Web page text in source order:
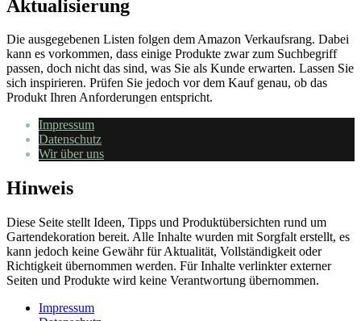
Aktualisierung
Die ausgegebenen Listen folgen dem Amazon Verkaufsrang. Dabei
kann es vorkommen, dass einige Produkte zwar zum Suchbegriff
passen, doch nicht das sind, was Sie als Kunde erwarten. Lassen Sie
sich inspirieren. Prüfen Sie jedoch vor dem Kauf genau, ob das
Produkt Ihren Anforderungen entspricht.
Impressum
Datenschutz
Wir über uns
Hinweis
Diese Seite stellt Ideen, Tipps und Produktübersichten rund um
Gartendekoration bereit. Alle Inhalte wurden mit Sorgfalt erstellt, es
kann jedoch keine Gewähr für Aktualität, Vollständigkeit oder
Richtigkeit übernommen werden. Für Inhalte verlinkter externer
Seiten und Produkte wird keine Verantwortung übernommen.
Impressum